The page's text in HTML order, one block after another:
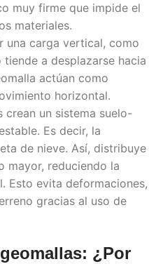
muy firme que impide el
materiales.
una carga vertical, como
a desplazarse hacia
actúan como
horizontal.
crean un sistema suelo-
Es decir, la
de nieve. Así, distribuye
mayor, reduciendo la
Esto evita deformaciones,
gracias al uso de
: ¿Por